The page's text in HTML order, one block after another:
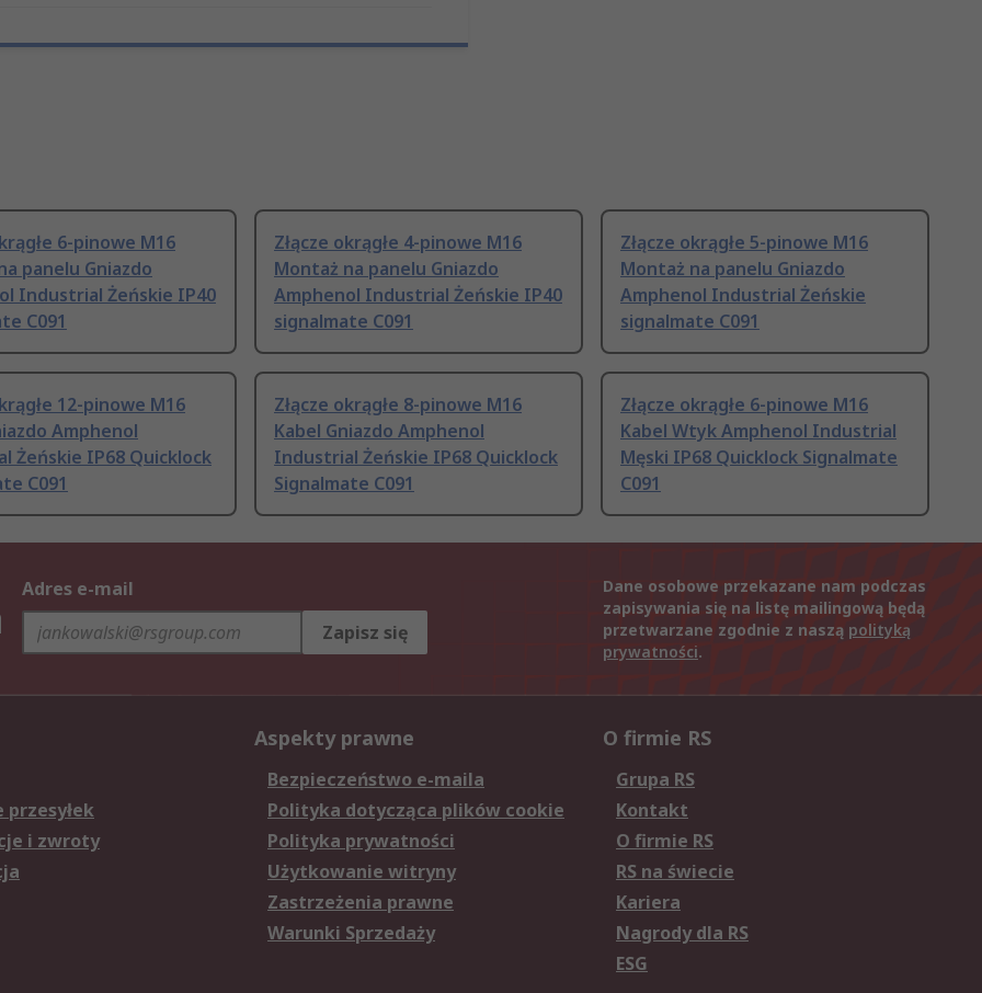
6-pinowe M16
panelu Gniazdo
Industrial Żeńskie IP40
C091
Złącze okrągłe 4-pinowe M16
Montaż na panelu Gniazdo
Amphenol Industrial Żeńskie IP40
signalmate C091
Złącze okrągłe 5-pinowe M16
Montaż na panelu Gniazdo
Amphenol Industrial Żeńskie
signalmate C091
12-pinowe M16
Amphenol
Żeńskie IP68 Quicklock
C091
Złącze okrągłe 8-pinowe M16
Kabel Gniazdo Amphenol
Industrial Żeńskie IP68 Quicklock
Signalmate C091
Złącze okrągłe 6-pinowe M16
Kabel Wtyk Amphenol Industrial
Męski IP68 Quicklock Signalmate
C091
Adres e-mail
Zapisz się
Dane osobowe przekazane nam podczas
zapisywania się na listę mailingową będą
przetwarzane zgodnie z naszą polityką
prywatności.
przesyłek
i zwroty
Aspekty prawne
Bezpieczeństwo e-maila
Polityka dotycząca plików cookie
Polityka prywatności
Użytkowanie witryny
Zastrzeżenia prawne
Warunki Sprzedaży
O firmie RS
Grupa RS
Kontakt
O firmie RS
RS na świecie
Kariera
Nagrody dla RS
ESG